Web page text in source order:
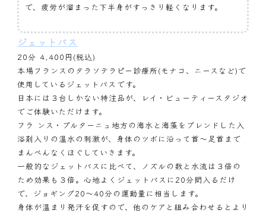
で、疲労が溜まった下半身がすっきり軽くなります。
ジェットバス
20分 4,400円(税込)
本場フランスのタラソテラピー診療所(モナコ、ニースなど)で
使用しているジェットバスです。
日本には３台しかない特注品が、レイ・ビューティースタジオ
でご体験いただけます。
フラ ンス・ブルターニュ地方の海水と海藻をブレンドした入
浴剤入りの温水の刺激が、身体のツボに沿って首～足首まで
まんべんなくほぐしていきます。
一般的なジェットバスに比べて、ノズルの数と水流は３倍の
ため効果も３倍。心地よくジェットバスに20分間入るだけ
で、ジョギング20～40分の運動量に相当します。
身体が温まり発汗を促すので、他のケアと組み合わせるとより